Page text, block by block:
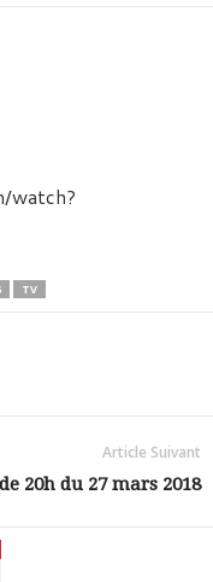
watch?
TV
Article Suivant
20h du 27 mars 2018